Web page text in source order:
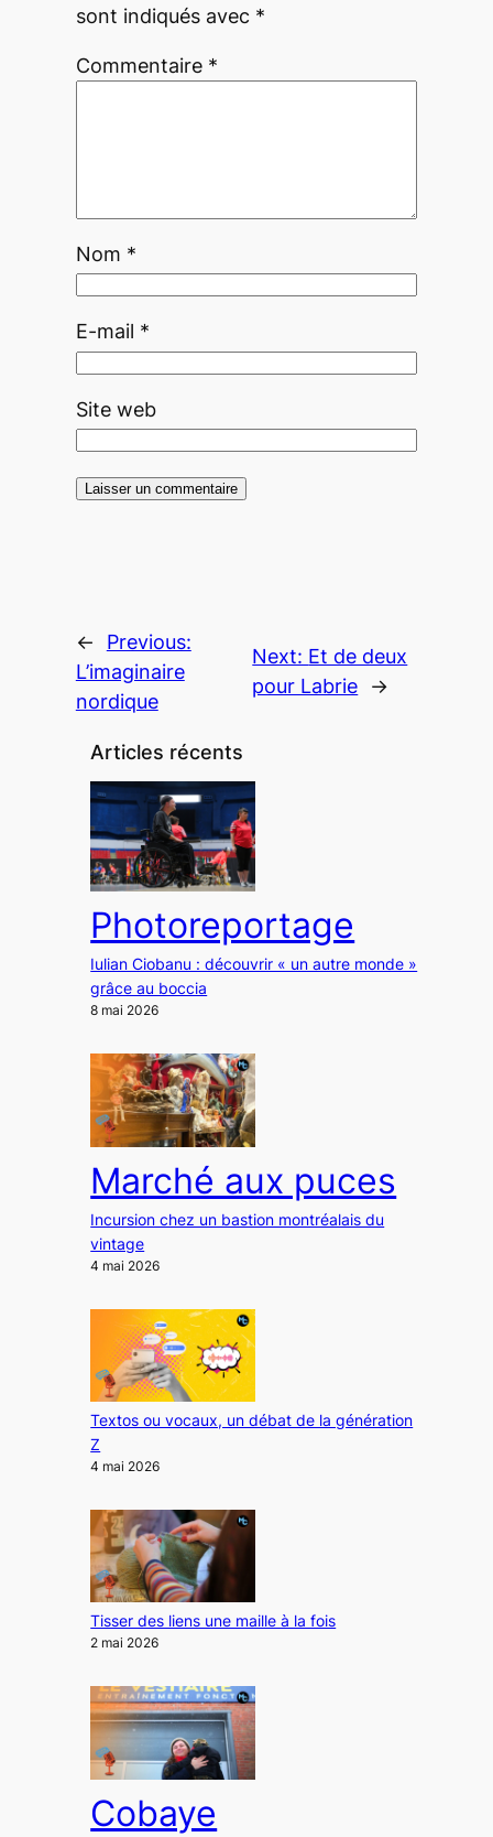
sont indiqués avec *
Commentaire *
Nom *
E-mail *
Site web
←
Previous:
L’imaginaire
nordique
Next: Et de deux
pour Labrie
→
Articles récents
Photoreportage
Iulian Ciobanu : découvrir « un autre monde »
grâce au boccia
8 mai 2026
Marché aux puces
Incursion chez un bastion montréalais du
vintage
4 mai 2026
Textos ou vocaux, un débat de la génération
Z
4 mai 2026
Tisser des liens une maille à la fois
2 mai 2026
Cobaye